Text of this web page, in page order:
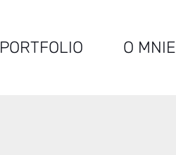
PORTFOLIO O MNIE